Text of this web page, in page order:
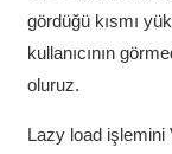
gördüğü kısmı
kullanıcının
oluruz.
Lazy load işlemini